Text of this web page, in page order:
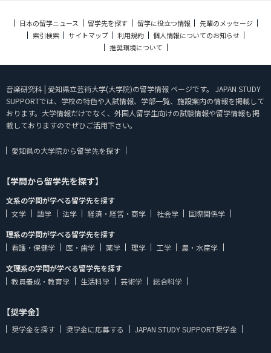
日本の留学ニュース 留学先を探す 留学に役立つ情報
先輩のメッセージ
索引検索
サイトマップ 利用規約
個人情報についてのお知らせ
推奨環境について
音楽研究科 | 愛知県立芸術大学(大学院)の留学情報 ページです。 JAPAN STUDY
SUPPORTでは、学校の特色や入試情報、学部一覧、施設案内の情報を掲載して
おります。大学情報だけでなく、外国人留学生向けの試験情報や留学情報も掲
載しておりますのでぜひご活用下さい。
愛知県の大学院から留学先を探す
【学問から留学先を探す】
文系の学問が学べる留学先を探す
文学
語学 法学 経済・経営・商学 社会学
国際関係学
理系の学問が学べる留学先を探す
看護・保健学
医・歯学 薬学 理学 工学
農・水産学
文理系の学問が学べる留学先を探す
教員養成・教育学
生活科学 芸術学 総合科学
【奨学金】
奨学金を探す 奨学金に応募する JAPAN STUDY SUPPORT奨学金